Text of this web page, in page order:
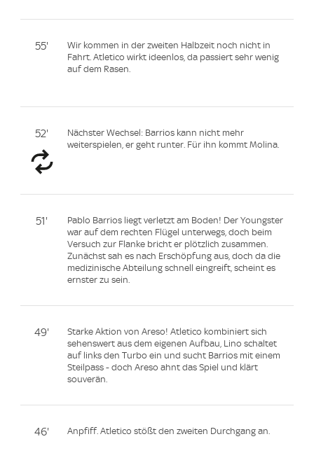
55'
Wir kommen in der zweiten Halbzeit noch nicht in
Fahrt. Atletico wirkt ideenlos, da passiert sehr wenig
auf dem Rasen.
52'
Nächster Wechsel: Barrios kann nicht mehr
weiterspielen, er geht runter. Für ihn kommt Molina.
51'
Pablo Barrios liegt verletzt am Boden! Der Youngster
war auf dem rechten Flügel unterwegs, doch beim
Versuch zur Flanke bricht er plötzlich zusammen.
Zunächst sah es nach Erschöpfung aus, doch da die
medizinische Abteilung schnell eingreift, scheint es
ernster zu sein.
49'
Starke Aktion von Areso! Atletico kombiniert sich
sehenswert aus dem eigenen Aufbau, Lino schaltet
auf links den Turbo ein und sucht Barrios mit einem
Steilpass - doch Areso ahnt das Spiel und klärt
souverän.
46' Anpfiff. Atletico stößt den zweiten Durchgang an.